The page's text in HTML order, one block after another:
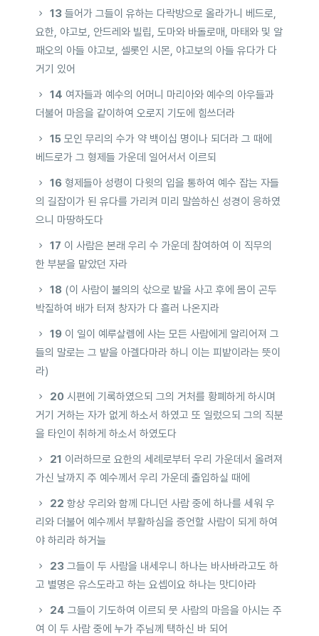
13들어가 그들이 유하는 다락방으로 올라가니 베드로,
요한, 야고보, 안드레와 빌립, 도마와 바돌로매, 마태와 및 알
패오의 아들 야고보, 셀롯인 시몬, 야고보의 아들 유다가 다
거기 있어
14 여자들과 예수의 어머니 마리아와 예수의 아우들과
더불어 마음을 같이하여 오로지 기도에 힘쓰더라
15모인 무리의 수가 약 백이십 명이나 되더라 그 때에
베드로가 그 형제들 가운데 일어서서 이르되
16형제들아 성령이 다윗의 입을 통하여 예수 잡는 자들
의 길잡이가 된 유다를 가리켜 미리 말씀하신 성경이 응하였
으니 마땅하도다
17 이 사람은 본래 우리 수 가운데 참여하여 이 직무의
한 부분을 맡았던 자라
18 (이 사람이 불의의 삯으로 밭을 사고 후에 몸이 곤두
박질하여 배가 터져 창자가 다 흘러 나온지라
19이 일이 예루살렘에 사는 모든 사람에게 알리어져 그
들의 말로는 그 밭을 아겔다마라 하니 이는 피밭이라는 뜻이
라)
20시편에 기록하였으되 그의 거처를 황폐하게 하시며
거기 거하는 자가 없게 하소서 하였고 또 일렀으되 그의 직분
을 타인이 취하게 하소서 하였도다
21 이러하므로 요한의 세례로부터 우리 가운데서 올려져
가신 날까지 주 예수께서 우리 가운데 출입하실 때에
22 항상 우리와 함께 다니던 사람 중에 하나를 세워 우
리와 더불어 예수께서 부활하심을 증언할 사람이 되게 하여
야 하리라 하거늘
23그들이 두 사람을 내세우니 하나는 바사바라고도 하
고 별명은 유스도라고 하는 요셉이요 하나는 맛디아라
24 그들이 기도하여 이르되 뭇 사람의 마음을 아시는 주
여 이 두 사람 중에 누가 주님께 택하신 바 되어